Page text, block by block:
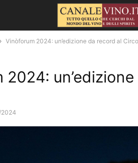
Vinòforum 2024: un’edizione da record al
2024: